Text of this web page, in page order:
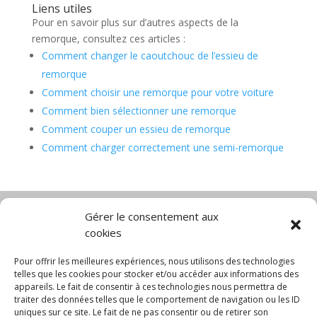
Gérer le consentement aux
cookies
Pour offrir les meilleures expériences, nous utilisons des technologies
telles que les cookies pour stocker et/ou accéder aux informations des
appareils. Le fait de consentir à ces technologies nous permettra de
traiter des données telles que le comportement de navigation ou les ID
uniques sur ce site. Le fait de ne pas consentir ou de retirer son
Liens utiles
Pour en savoir plus sur d’autres aspects de la
remorque, consultez ces articles :
Comment changer le caoutchouc de l’essieu de
remorque
Comment choisir une remorque pour votre voiture
Comment bien sélectionner une remorque
Comment couper un essieu de remorque
Comment charger correctement une semi-remorque
Diable électrique
Chariot manutention
CGV
Mentions légales
Politique de confidentialité et protection des
données